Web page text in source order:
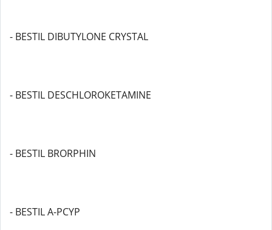
- BESTIL DIBUTYLONE CRYSTAL
- BESTIL DESCHLOROKETAMINE
- BESTIL BRORPHIN
- BESTIL A-PCYP